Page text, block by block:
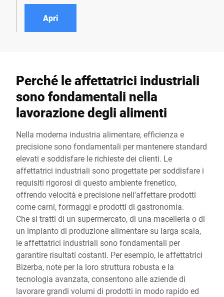
Apri
Perché le affettatrici industriali
sono fondamentali nella
lavorazione degli alimenti
Nella moderna industria alimentare, efficienza e
precisione sono fondamentali per mantenere standard
elevati e soddisfare le richieste dei clienti. Le
affettatrici industriali sono progettate per soddisfare i
requisiti rigorosi di questo ambiente frenetico,
offrendo velocità e precisione nell'affettare prodotti
come carni, formaggi e prodotti di gastronomia.
Che si tratti di un supermercato, di una macelleria o di
un impianto di produzione alimentare su larga scala,
le affettatrici industriali sono fondamentali per
garantire risultati costanti. Per esempio, le affettatrici
Bizerba, note per la loro struttura robusta e la
tecnologia avanzata, consentono alle aziende di
lavorare grandi volumi di prodotti in modo rapido ed